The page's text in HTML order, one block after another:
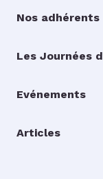
Nos adhérents
Les Journées
Evénements
Articles